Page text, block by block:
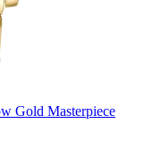
Gold Masterpiece